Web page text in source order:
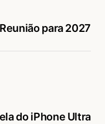
para 2027
do iPhone Ultra